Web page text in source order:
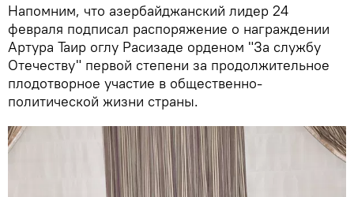
Напомним, что азербайджанский лидер 24
февраля подписал распоряжение о награждении
Артура Таир оглу Расизаде орденом "За службу
Отечеству" первой степени за продолжительное
плодотворное участие в общественно-
политической жизни страны.